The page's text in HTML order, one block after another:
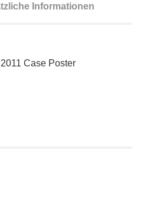
Informationen
Case Poster